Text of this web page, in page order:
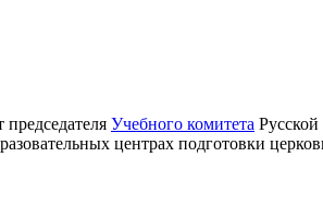
Учебного комитета
центрах подготовки